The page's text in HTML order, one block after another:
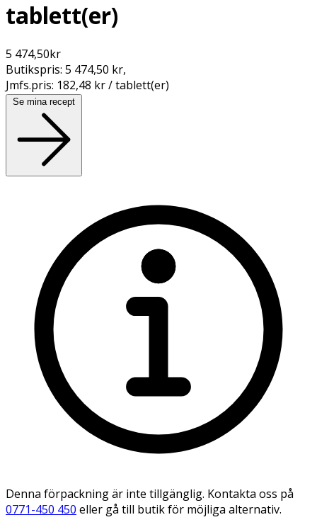
tablett(er)
5 474,50kr
Butikspris: 5 474,50 kr,
Jmfs.pris: 182,48 kr / tablett(er)
Se mina recept
Denna förpackning är inte tillgänglig. Kontakta oss på
0771-450 450 eller gå till butik för möjliga alternativ.